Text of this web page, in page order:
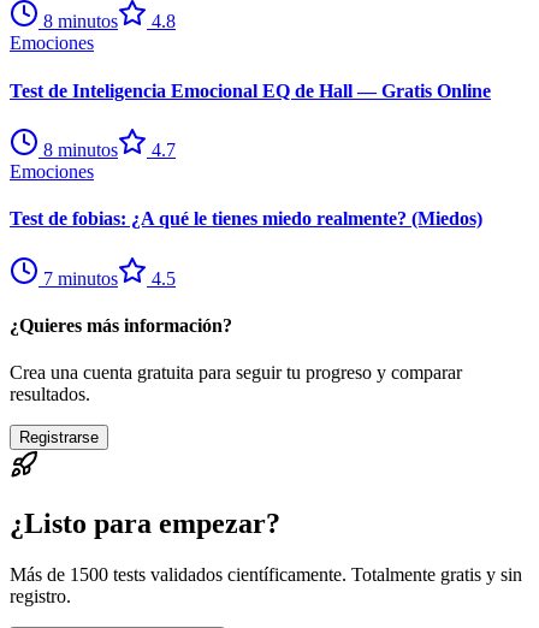
8 minutos
4.8
Emociones
Test de Inteligencia Emocional EQ de Hall — Gratis Online
8 minutos
4.7
Emociones
Test de fobias: ¿A qué le tienes miedo realmente? (Miedos)
7 minutos 4.5
¿Quieres más información?
Crea una cuenta gratuita para seguir tu progreso y comparar
resultados.
Registrarse
¿Listo para empezar?
Más de 1500 tests validados científicamente. Totalmente gratis y sin
registro.